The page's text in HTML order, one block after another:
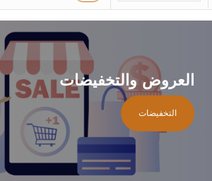
العروض والتخفيضات
التخفيضات